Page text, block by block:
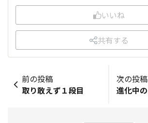
いいね
共有する
前の投稿
取り敢えず１段目
次の投稿